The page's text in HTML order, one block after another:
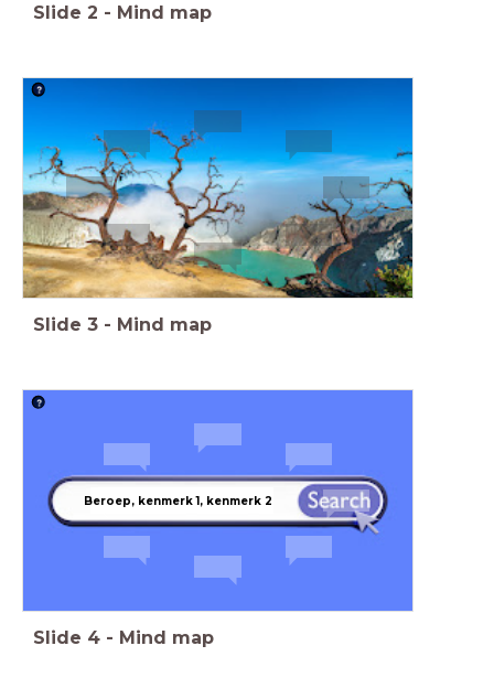
Slide 2 - Mind map
Slide 3 - Mind map
Beroep, kenmerk 1, kenmerk 2
Slide 4 - Mind map